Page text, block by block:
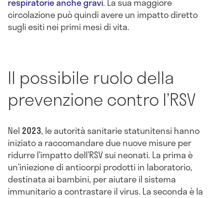
circolazione può quindi avere un impatto diretto
sugli esiti nei primi mesi di vita.
Il possibile ruolo della
prevenzione contro l’RSV
Nel 2023, le autorità sanitarie statunitensi hanno
iniziato a raccomandare due nuove misure per
ridurre l’impatto dell’RSV sui neonati. La prima è
un’iniezione di anticorpi prodotti in laboratorio,
destinata ai bambini, per aiutare il sistema
immunitario a contrastare il virus. La seconda è la